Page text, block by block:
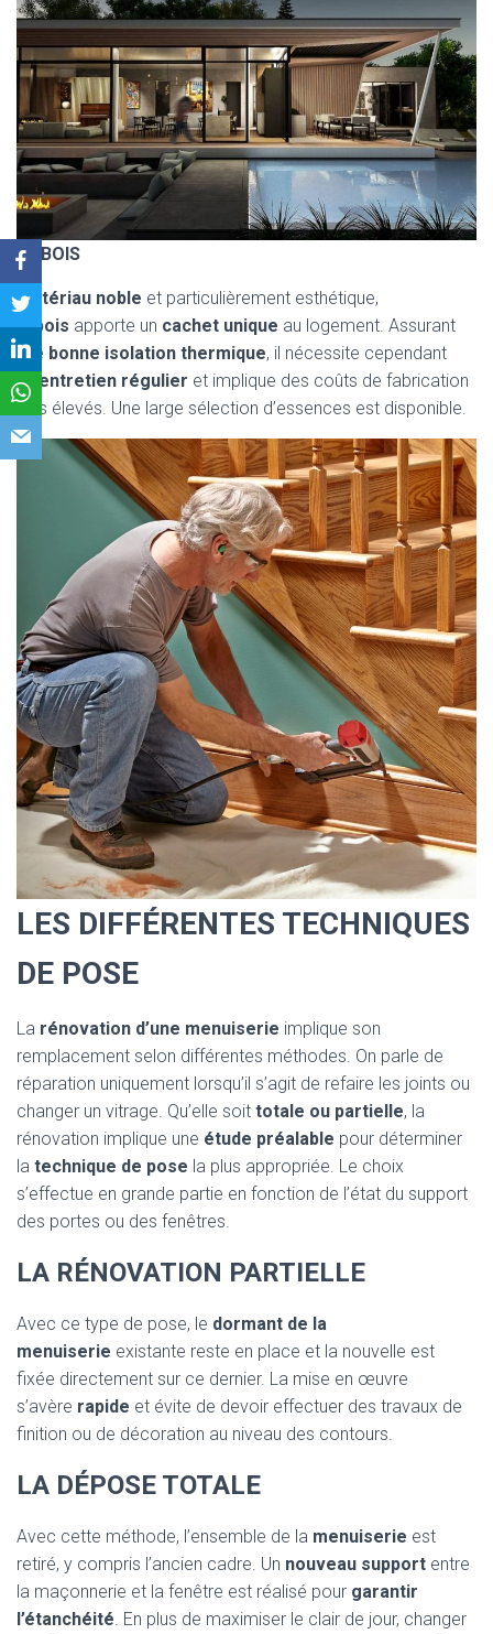
LE BOIS
Matériau noble et particulièrement esthétique,
lebois apporte un cachet unique au logement. Assurant
une bonne isolation thermique, il nécessite cependant
un
entretien régulier et implique des coûts de fabrication
plus élevés. Une large sélection d’essences est disponible.
LES DIFFÉRENTES TECHNIQUES
DE POSE
La rénovation d’une menuiserie implique son
remplacement selon différentes méthodes. On parle de
réparation uniquement lorsqu’il s’agit de refaire les joints ou
changer un vitrage. Qu’elle soit totale ou partielle, la
rénovation implique une étude préalable pour déterminer
la technique de pose la plus appropriée. Le choix
s’effectue en grande partie en fonction de l’état du support
des portes ou des fenêtres.
LA RÉNOVATION PARTIELLE
Avec ce type de pose, le dormant de la
menuiserie existante reste en place et la nouvelle est
fixée directement sur ce dernier. La mise en œuvre
s’avère rapide et évite de devoir effectuer des travaux de
finition ou de décoration au niveau des contours.
LA DÉPOSE TOTALE
Avec cette méthode, l’ensemble de la menuiserie est
retiré, y compris l’ancien cadre. Un nouveau support entre
la maçonnerie et la fenêtre est réalisé pour garantir
l’étanchéité . En plus de maximiser le clair de jour, changer